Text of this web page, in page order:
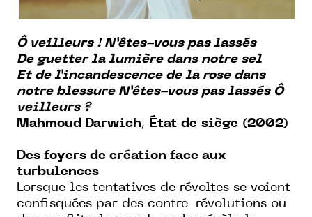
Ô veilleurs ! N’êtes-vous pas lassés
De guetter la lumière dans notre sel
Et de l’incandescence de la rose dans
notre blessure N’êtes-vous pas lassés Ô
veilleurs ?
Mahmoud Darwich, État de siège (2002)
Des foyers de création face aux
turbulences
Lorsque les tentatives de révoltes se voient
confisquées par des contre-révolutions ou